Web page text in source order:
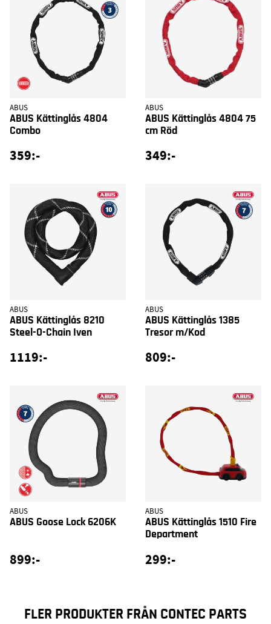
ABUS
ABUS Kättinglås 4804
Combo
359:-
ABUS
ABUS Kättinglås 4804 75
cm Röd
349:-
ABUS
ABUS Kättinglås 8210
Steel-O-Chain Iven
1119:-
ABUS
ABUS Kättinglås 1385
Tresor m/Kod
809:-
ABUS
ABUS Goose Lock 6206K
899:-
ABUS
ABUS Kättinglås 1510 Fire
Department
299:-
FLER PRODUKTER FRÅN CONTEC PARTS